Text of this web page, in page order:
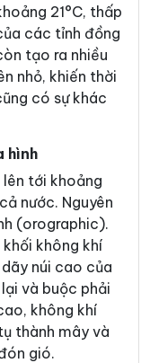
21°C, thấp
các tỉnh đồng
tạo ra nhiều
nhỏ, khiến thời
có sự khác
hình
lên tới khoảng
nước. Nguyên
(orographic).
không khí
núi cao của
và buộc phải
không khí
thành mây và
gió.